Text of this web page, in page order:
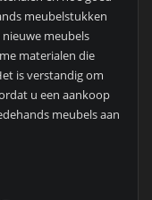
meubelstukken
meubels
materialen die
is verstandig om
u een aankoop
meubels aan